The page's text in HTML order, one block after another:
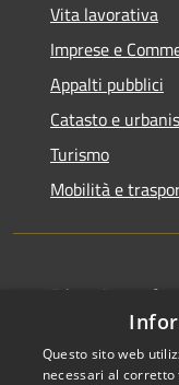
Vita lavorativa
Imprese e
Appalti pubblici
Catasto e
Turismo
Mobilità e
Educazione e
Giustizia e
Tributi,finanze e
Questo sito web
necessari al